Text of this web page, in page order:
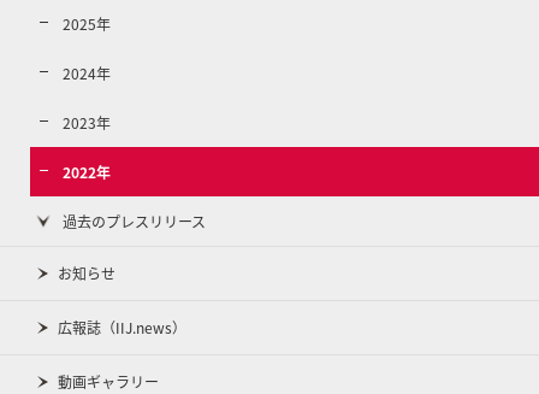
2025年
2024年
2023年
2022年
過去のプレスリリース
お知らせ
広報誌（IIJ.news）
動画ギャラリー